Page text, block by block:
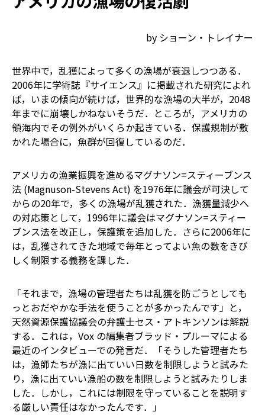
by ショーン・トレイナー
世界中で，乱獲によって多くの漁場が衰退しつつある．
2006年に学術誌『サイエンス』に掲載された研究によれ
ば，いまの傾向が続けば，世界的な漁場の大半が，2048
年までに崩壊しかねないそうだ．ところが，アメリカの
領海内でその例外がいくらか起きている．保護規制が敷
かれた場合に，魚群が回復しているのだ．
アメリカの漁業振興を進めるマグナソン=スティーブンス
法 (Magnuson-Stevens Act) を1976年に議会が可決して
からの20年で，多くの漁場が乱獲された．漁獲量減少へ
の対応策として，1996年に議会はマグナソン=スティー
ブンス法を改正し，保護策を追加した．さらに2006年に
は，乱獲されてきた地域で毎年とってよい魚の数をきび
しく制限する義務を課した．
「それまで，漁場の管理者たちは乱獲を防ごうとしても
っとおだやかな手法を使うことが多かったんです」と，
天然資源保護協議会の弁護士セス・アトキンソンは解説
する．これは，Vox の編集者ブラッド・プルーマによる
最近のインタビューでの発言だ．「そうした管理者たち
は，漁師たちが漁に出ていい日数を制限しようと試みた
り，漁に出ていい漁船の数を制限しようと試みたりしま
した．しかし，これには制限を守っていることを説明す
る厳しい責任はなかったんです．」